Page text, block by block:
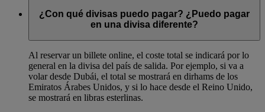
¿Con qué divisas puedo pagar? ¿Puedo pagar
en una divisa diferente?
Al reservar un billete online, el coste total se indicará por lo
general en la divisa del país de salida. Por ejemplo, si va a
volar desde Dubái, el total se mostrará en dirhams de los
Emiratos Árabes Unidos, y si lo hace desde el Reino Unido,
se mostrará en libras esterlinas.